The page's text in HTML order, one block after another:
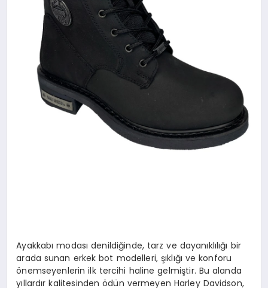
Ayakkabı modası denildiğinde, tarz ve dayanıklılığı bir
arada sunan erkek bot modelleri, şıklığı ve konforu
önemseyenlerin ilk tercihi haline gelmiştir. Bu alanda
yıllardır kalitesinden ödün vermeyen Harley Davidson,